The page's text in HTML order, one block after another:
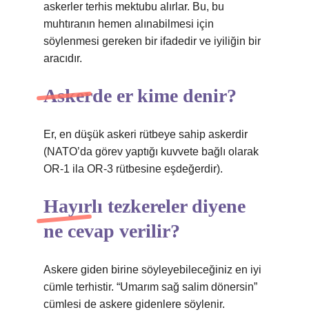
askerler terhis mektubu alırlar. Bu, bu
muhtıranın hemen alınabilmesi için
söylenmesi gereken bir ifadedir ve iyiliğin bir
aracıdır.
Askerde er kime denir?
Er, en düşük askeri rütbeye sahip askerdir
(NATO’da görev yaptığı kuvvete bağlı olarak
OR-1 ila OR-3 rütbesine eşdeğerdir).
Hayırlı tezkereler diyene
ne cevap verilir?
Askere giden birine söyleyebileceğiniz en iyi
cümle terhistir. “Umarım sağ salim dönersin”
cümlesi de askere gidenlere söylenir.